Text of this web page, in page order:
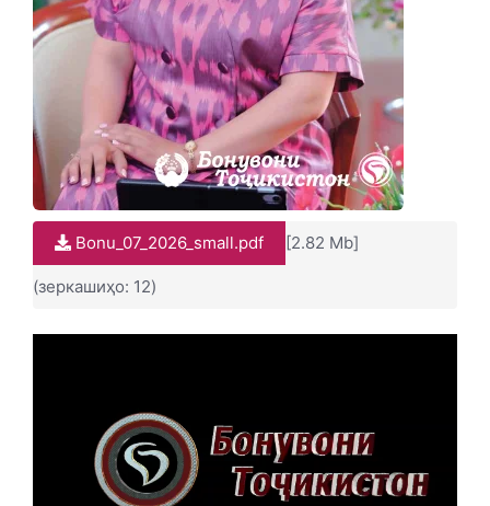
Bonu_07_2026_small.pdf [2.82 Mb]
(зеркашиҳо: 12)